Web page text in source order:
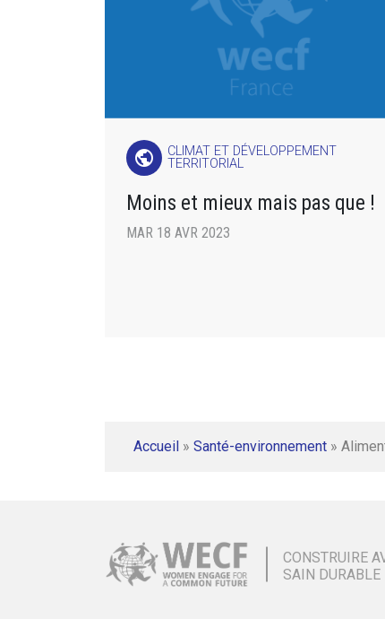
public
CLIMAT ET DÉVELOPPEMENT
TERRITORIAL
Moins et mieux mais pas que !
MAR 18 AVR 2023
Accueil » Santé-environnement »
CONSTRUIRE
SAIN DURABLE